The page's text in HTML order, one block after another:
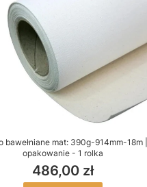
bawełniane mat: 390g-914mm-18m |
opakowanie - 1 rolka
486,00 zł